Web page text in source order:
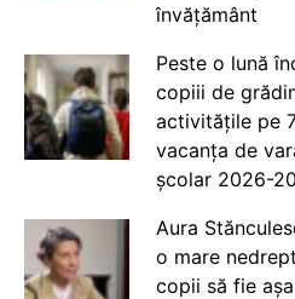
învățământ
Peste o lună
copiii de
activitățile pe
vacanța de
școlar 2026-
Aura
o mare
copii să fie